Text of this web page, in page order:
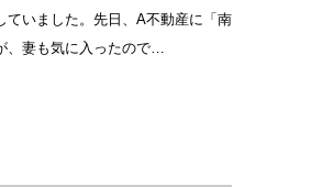
ていました。先日、A不動産に「南
、妻も気に入ったので…